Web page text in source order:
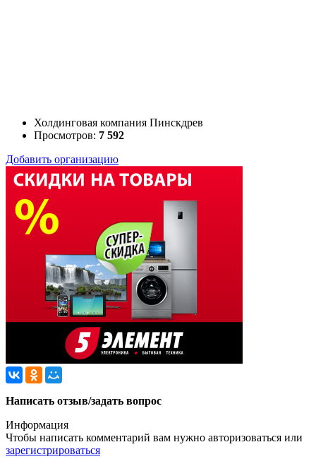
Холдинговая компания Пинскдрев
Просмотров: 7 592
Добавить организацию
Написать отзыв/задать вопрос
Информация
Чтобы написать комментарий вам нужно авторизоваться или
зарегистрироваться